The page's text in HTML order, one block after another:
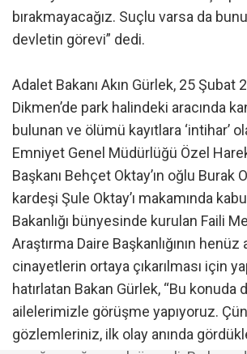
bırakmayacağız. Suçlu varsa da
devletin görevi” dedi.
Adalet Bakanı Akın Gürlek, 25 Şubat
Dikmen’de park halindeki aracında
bulunan ve ölümü kayıtlara ‘intihar’
Emniyet Genel Müdürlüğü Özel
Başkanı Behçet Oktay’ın oğlu Burak
kardeşi Şule Oktay’ı makamında
Bakanlığı bünyesinde kurulan Faili
Araştırma Daire Başkanlığının henüz
cinayetlerin ortaya çıkarılması için
hatırlatan Bakan Gürlek, “Bu konuda
ailelerimizle görüşme yapıyoruz.
gözlemleriniz, ilk olay anında